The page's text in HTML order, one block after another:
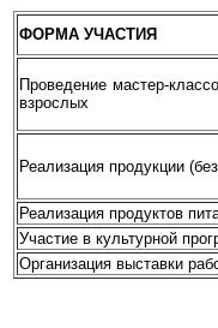
ФОРМА УЧАСТИЯ
Проведение мастер-
взрослых
Реализация продукции
Реализация продуктов
Участие в культурной
Организация выставки